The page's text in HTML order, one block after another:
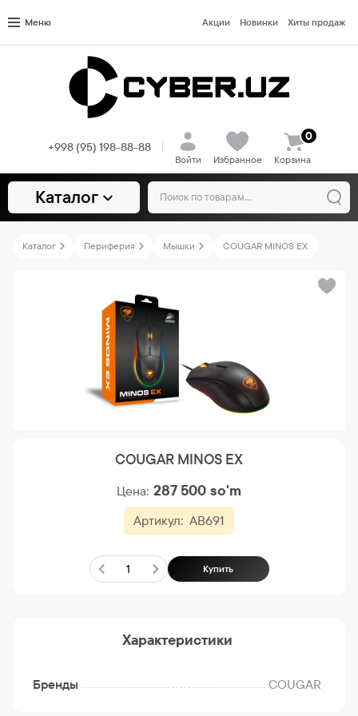
Меню Акции Новинки Хиты продаж
+998 (95) 198-88-88
Войти Избранное Корзина
0
Каталог
Каталог Периферия Мышки COUGAR MINOS EX
COUGAR MINOS EX
Артикул: AB691
Цена: 287 500 so'm
Купить
Характеристики
Бренды COUGAR